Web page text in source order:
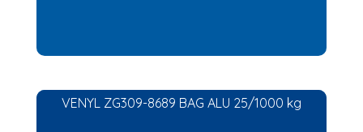
VENYL ZG309-8689 BAG ALU 25/1000 kg